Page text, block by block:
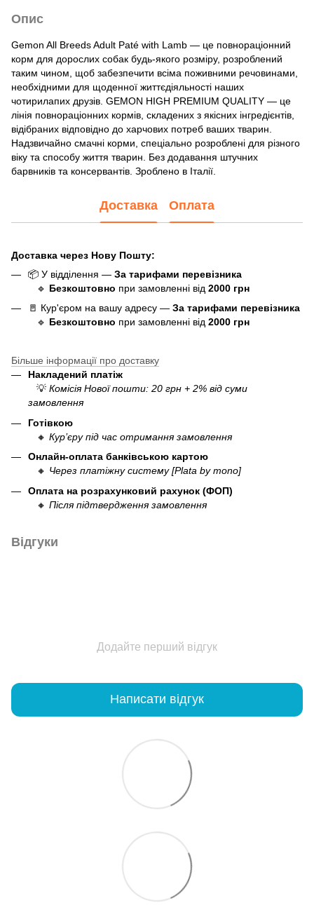
Опис
Gemon All Breeds Adult Paté with Lamb — це повнораціонний
корм для дорослих собак будь-якого розміру, розроблений
таким чином, щоб забезпечити всіма поживними речовинами,
необхідними для щоденної життєдіяльності наших
чотирилапих друзів. GEMON HIGH PREMIUM QUALITY — це
лінія повнораціонних кормів, складених з якісних інгредієнтів,
відібраних відповідно до харчових потреб ваших тварин.
Надзвичайно смачні корми, спеціально розроблені для різного
віку та способу життя тварин. Без додавання штучних
барвників та консервантів. Зроблено в Італії.
Доставка Оплата
Доставка через Нову Пошту:
📦 У відділення — За тарифами перевізника
🔹 Безкоштовно при замовленні від 2000 грн
🚪 Кур'єром на вашу адресу — За тарифами перевізника
🔹 Безкоштовно при замовленні від 2000 грн
Більше інформації про доставку
Накладений платіж
💡 Комісія Нової пошти: 20 грн + 2% від суми
замовлення
Готівкою
🔸 Кур’єру під час отримання замовлення
Онлайн-оплата банківською картою
🔸 Через платіжну систему [Plata by mono]
Оплата на розрахунковий рахунок (ФОП)
🔸 Після підтвердження замовлення
Відгуки
Додайте перший відгук
Написати відгук